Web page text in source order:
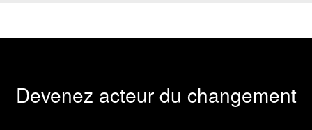
Devenez acteur du changement